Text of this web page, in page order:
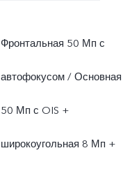
Фронтальная 50 Мп с
автофокусом / Основная
50 Мп с OIS +
широкоугольная 8 Мп +